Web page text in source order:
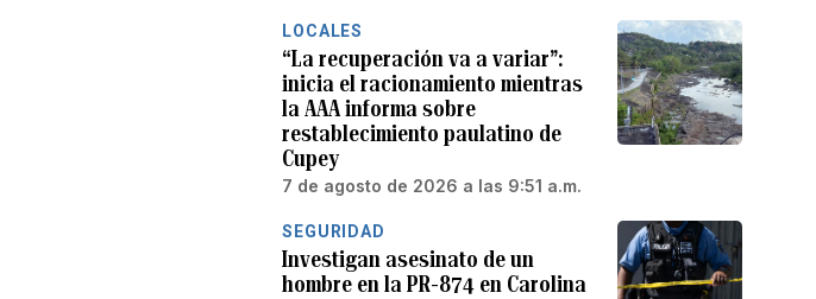
LOCALES
“La recuperación va a variar”:
inicia el racionamiento mientras
la AAA informa sobre
restablecimiento paulatino de
Cupey
7 de agosto de 2026 a las 9:51 a.m.
SEGURIDAD
Investigan asesinato de un
hombre en la PR-874 en Carolina